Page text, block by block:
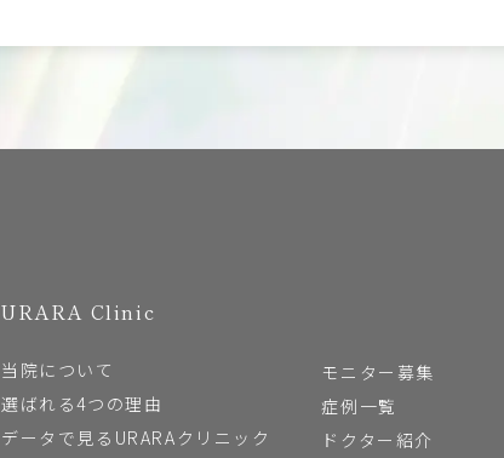
URARA Clinic
当院について
選ばれる4つの理由
データで見るURARAクリニック
モニター募集
症例一覧
ドクター紹介